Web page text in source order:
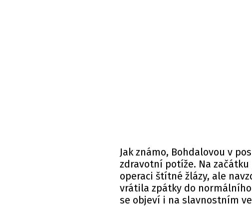
Jak známo, Bohdalovou v
zdravotní potíže. Na
operaci štítné žlázy, ale
vrátila zpátky do
se objeví i na slavnostním